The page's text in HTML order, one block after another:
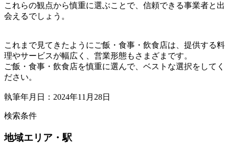
これらの観点から慎重に選ぶことで、信頼できる事業者と出
会えるでしょう。
これまで見てきたようにご飯・食事・飲食店は、提供する料
理やサービスが幅広く、営業形態もさまざまです。
ご飯・食事・飲食店を慎重に選んで、ベストな選択をしてく
ださい。
執筆年月日：2024年11月28日
検索条件
地域エリア・駅